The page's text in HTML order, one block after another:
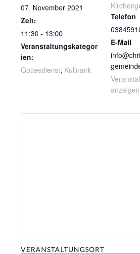
07. November 2021
Zeit:
11:30 - 13:00
Veranstaltungskategor
ien:
Gottesdienst, Kulinarik
Telefon
E-Mail
anzeigen
VERANSTALTUNGSORT